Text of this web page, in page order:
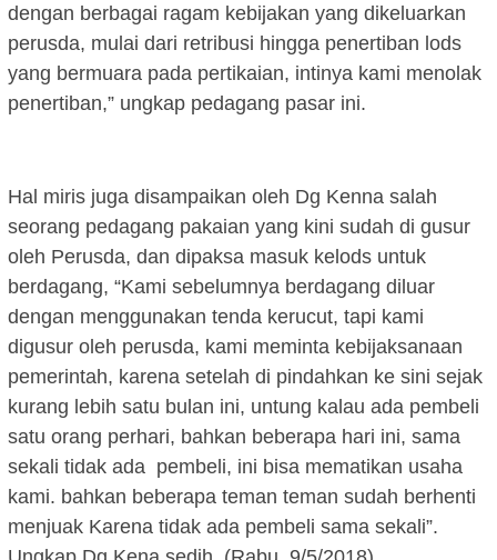
dengan berbagai ragam kebijakan yang dikeluarkan
perusda, mulai dari retribusi hingga penertiban lods
yang bermuara pada pertikaian, intinya kami menolak
penertiban,” ungkap pedagang pasar ini.
Hal miris juga disampaikan oleh Dg Kenna salah
seorang pedagang pakaian yang kini sudah di gusur
oleh Perusda, dan dipaksa masuk kelods untuk
berdagang, “Kami sebelumnya berdagang diluar
dengan menggunakan tenda kerucut, tapi kami
digusur oleh perusda, kami meminta kebijaksanaan
pemerintah, karena setelah di pindahkan ke sini sejak
kurang lebih satu bulan ini, untung kalau ada pembeli
satu orang perhari, bahkan beberapa hari ini, sama
sekali tidak ada pembeli, ini bisa mematikan usaha
kami. bahkan beberapa teman teman sudah berhenti
menjuak Karena tidak ada pembeli sama sekali”.